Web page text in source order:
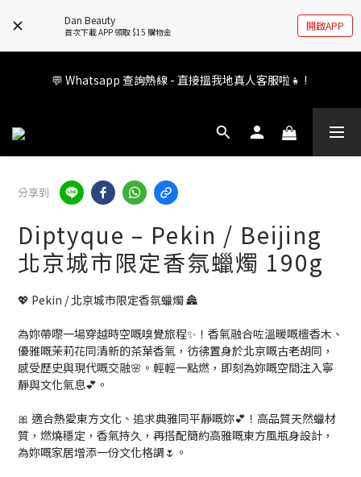
Dan Beauty
首次下載 APP 領取 $15 購物金 開啟APP
🚧全新 Dan Beauty 平台不停更新中，如有任何查詢歡迎前往
FB/IG 了解更多!
💬 Whatsapp 查詢熱線 - 直接搵我地真人客服啦👧 !
會員權益升級中✨ 新福利即將公布💝敬請期待2026!
分享到
Diptyque – Pekin / Beijing
北京城市限定香氛蠟燭 190g
💖 Pekin / 北京城市限定香氛蠟燭 🏯
為妳帶嚟一場穿越時空嘅嗅覺旅程✨！香氣融合咗溫暖嘅檀香木、
優雅嘅茉莉花同清新的茶葉香氣，彷彿置身於北京嘅古老胡同，
感受歷史與現代嘅交融🌸。輕輕一點燃，即刻為妳嘅空間注入寧
靜與文化氣息💕。
🎀 適合熱愛東方文化、追求典雅同平靜嘅妳💕！高品質天然蠟材
質，燃燒穩定，香氣持久，再搭配簡約高雅嘅東方風瓶身設計，
為妳嘅家居增添一份文化格調🌷。